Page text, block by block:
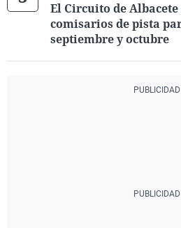
El Circuito de
comisarios de pista
septiembre y octubre